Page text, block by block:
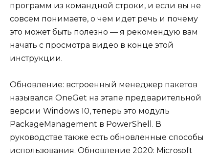
программ из командной строки, и если вы не
совсем понимаете, о чем идет речь и почему
это может быть полезно — я рекомендую вам
начать с просмотра видео в конце этой
инструкции.
Обновление: встроенный менеджер пакетов
назывался OneGet на этапе предварительной
версии Windows 10, теперь это модуль
PackageManagement в PowerShell. В
руководстве также есть обновленные способы
использования. Обновление 2020: Microsoft